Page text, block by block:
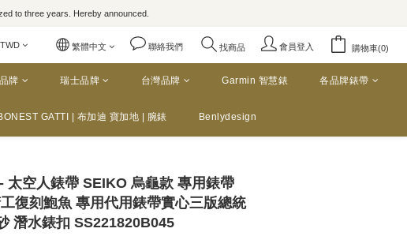
to three years. Hereby announced.
TWD 繁體中文 聯絡我們 找商品 會員登入 購物車(0)
牌 瑞士品牌 台灣品牌 Garmin 智慧錶 各品牌錶帶
GATTI | 布加迪 寶加地 | 腕錶 Benlydesign
太空人錶帶 SEIKO 烏龜款 專用錶帶
復刻鮑魚 專用代用錶帶實心三版總統
潛水錶扣 SS221820B045